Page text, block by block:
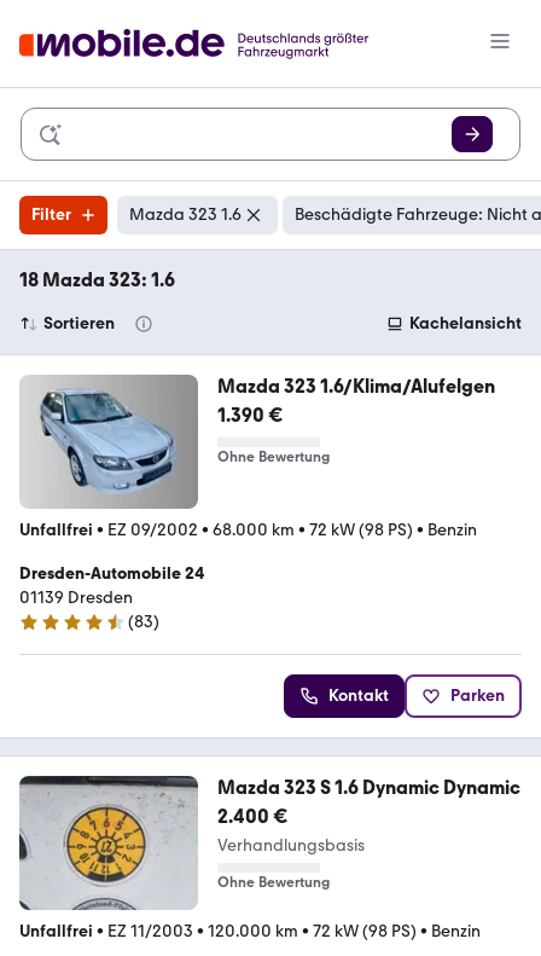
Filter Mazda 323 1.6 Beschädigte Fahrzeuge: Nicht
18 Mazda 323: 1.6
Sortieren Kachelansicht
Mazda 323 1.6/Klima/Alufelgen
1.390 €
Ohne Bewertung
Unfallfrei • EZ 09/2002 • 68.000 km • 72 kW (98 PS) • Benzin
Dresden-Automobile 24
01139 Dresden
4.6 Sterne
(83)
Kontakt Parken
Mazda 323 S 1.6 Dynamic Dynamic
2.400 €
Verhandlungsbasis
Ohne Bewertung
Unfallfrei • EZ 11/2003 • 120.000 km • 72 kW (98 PS) • Benzin